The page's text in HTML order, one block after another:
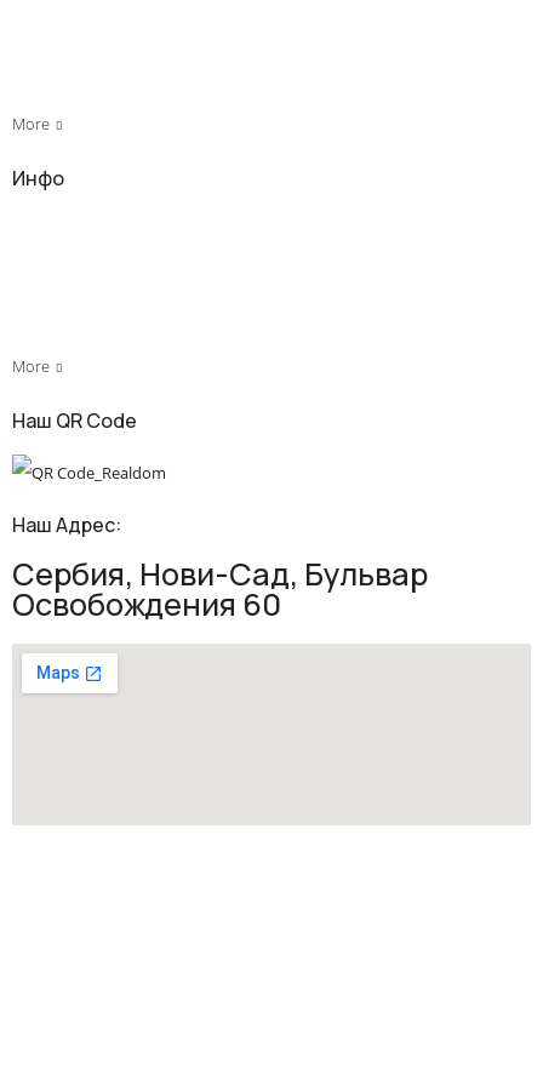
More
Инфо
More
Наши партнеры
Наш QR Code
Наш Адрес:
Сербия, Нови-Сад, Бульвар
Освобождения 60